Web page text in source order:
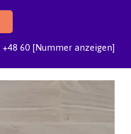
+48 60 [Nummer anzeigen]